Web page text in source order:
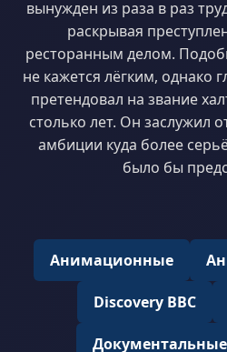
вынужден из раза в раз
раскрывая
ресторанным делом.
не кажется лёгким, однако
претендовал на звание
столько лет. Он заслужил
амбиции куда более
было бы
Анимационные
Discovery BBC
Документальные